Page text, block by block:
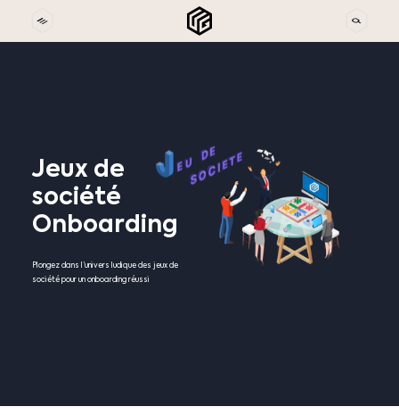
Jeux de
société
Onboarding
Plongez dans l’univers ludique des jeux de
société pour un onboarding réussi